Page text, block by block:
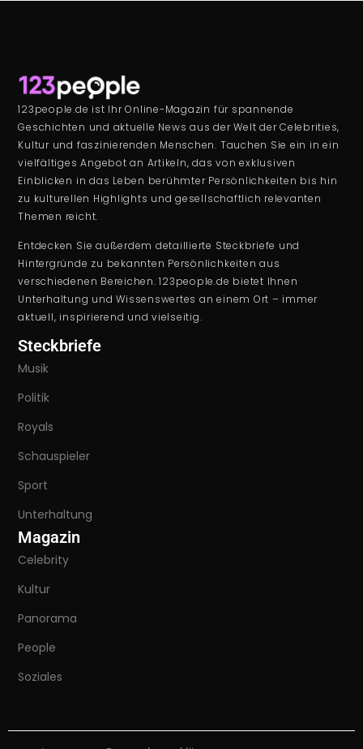
123people.de ist Ihr Online-Magazin für spannende
Geschichten und aktuelle News aus der Welt der Celebrities,
Kultur und faszinierenden Menschen. Tauchen Sie ein in ein
vielfältiges Angebot an Artikeln, das von exklusiven
Einblicken in das Leben berühmter Persönlichkeiten bis hin
zu kulturellen Highlights und gesellschaftlich relevanten
Themen reicht.
Entdecken Sie außerdem detaillierte Steckbriefe und
Hintergründe zu bekannten Persönlichkeiten aus
verschiedenen Bereichen. 123people.de bietet Ihnen
Unterhaltung und Wissenswertes an einem Ort – immer
aktuell, inspirierend und vielseitig.
Steckbriefe
Musik
Politik
Royals
Schauspieler
Sport
Unterhaltung
Magazin
Celebrity
Kultur
Panorama
People
Soziales